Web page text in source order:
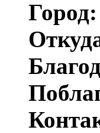
Город: